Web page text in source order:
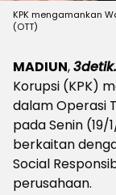
KPK mengamankan
(OTT)
MADIUN,
Korupsi (KPK)
dalam Operasi
pada Senin
berkaitan
Social
perusahaan.